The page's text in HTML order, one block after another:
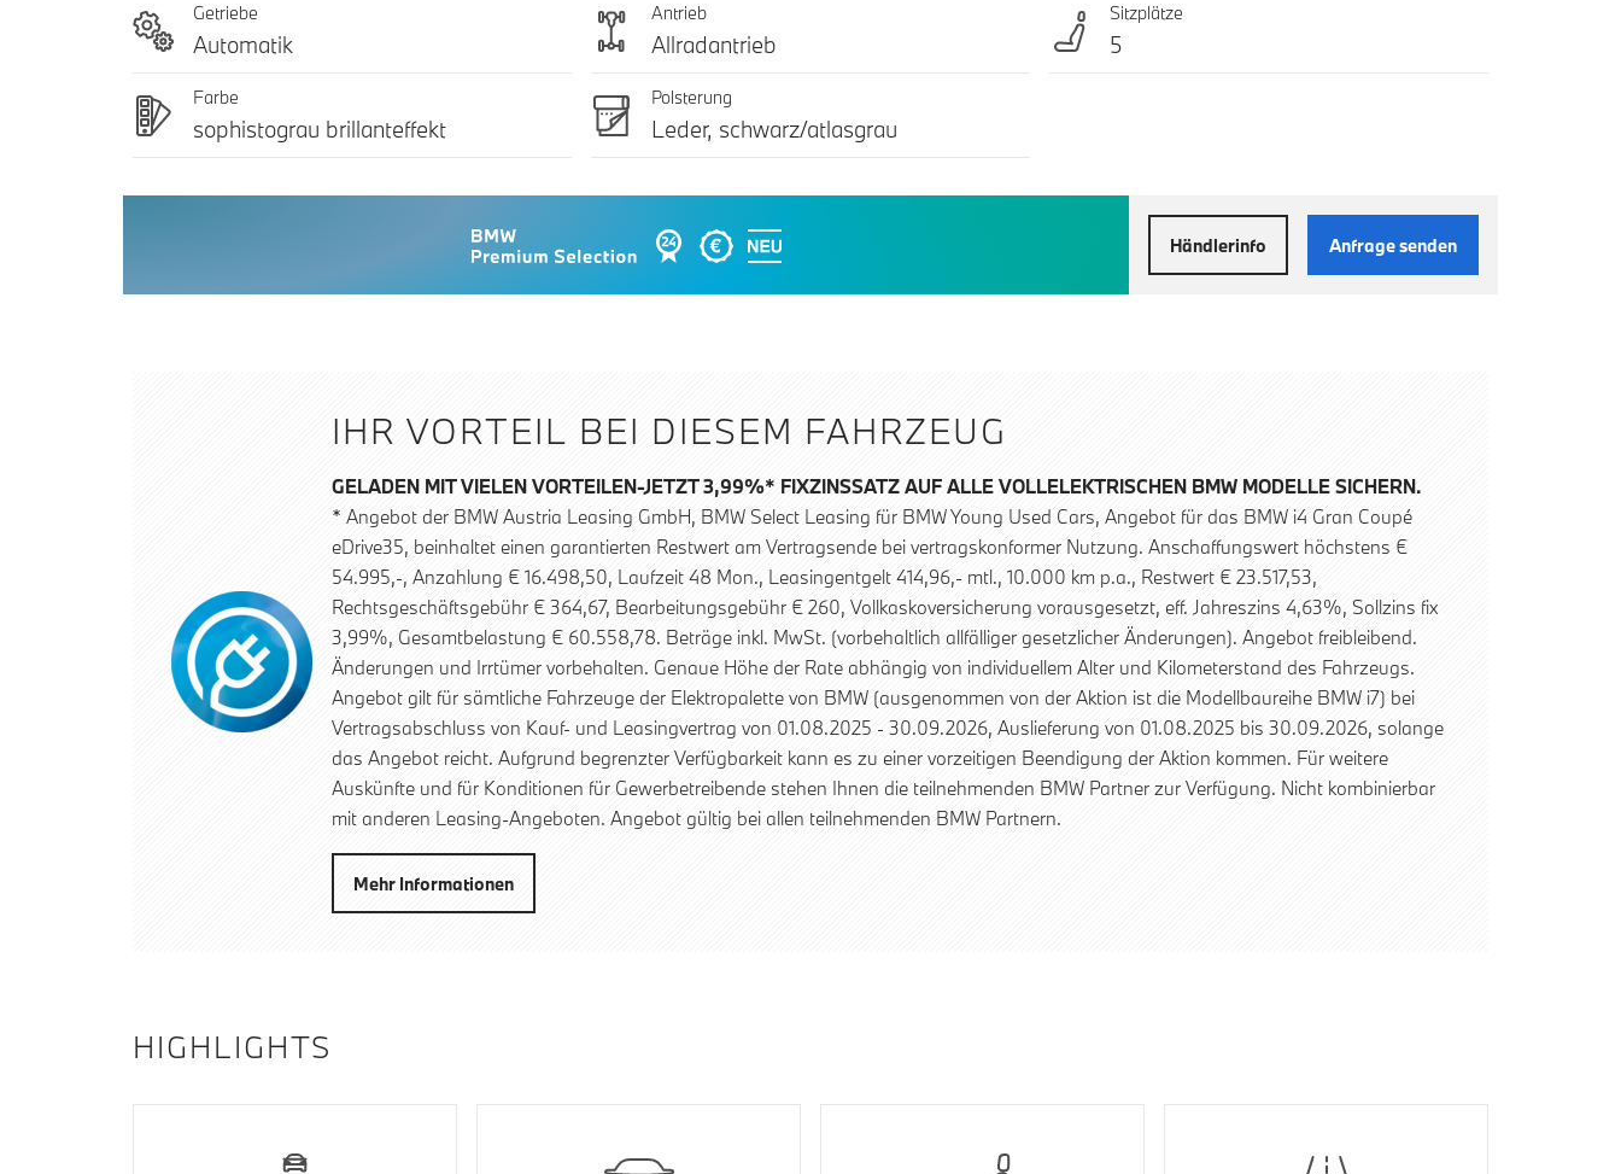
Getriebe
Automatik
Antrieb
Allradantrieb
Sitzplätze
5
Farbe
sophistograu brillanteffekt
Polsterung
Leder, schwarz/atlasgrau
Händlerinfo Anfrage senden
IHR VORTEIL BEI DIESEM FAHRZEUG
GELADEN MIT VIELEN VORTEILEN-JETZT 3,99%* FIXZINSSATZ AUF ALLE VOLLELEKTRISCHEN BMW MODELLE SICHERN.
* Angebot der BMW Austria Leasing GmbH, BMW Select Leasing für BMW Young Used Cars, Angebot für das BMW i4 Gran Coupé
eDrive35, beinhaltet einen garantierten Restwert am Vertragsende bei vertragskonformer Nutzung. Anschaffungswert höchstens €
54.995,-, Anzahlung € 16.498,50, Laufzeit 48 Mon., Leasingentgelt 414,96,- mtl., 10.000 km p.a., Restwert € 23.517,53,
Rechtsgeschäftsgebühr € 364,67, Bearbeitungsgebühr € 260, Vollkaskoversicherung vorausgesetzt, eff. Jahreszins 4,63%, Sollzins fix
3,99%, Gesamtbelastung € 60.558,78. Beträge inkl. MwSt. (vorbehaltlich allfälliger gesetzlicher Änderungen). Angebot freibleibend.
Änderungen und Irrtümer vorbehalten. Genaue Höhe der Rate abhängig von individuellem Alter und Kilometerstand des Fahrzeugs.
Angebot gilt für sämtliche Fahrzeuge der Elektropalette von BMW (ausgenommen von der Aktion ist die Modellbaureihe BMW i7) bei
Vertragsabschluss von Kauf- und Leasingvertrag von 01.08.2025 - 30.09.2026, Auslieferung von 01.08.2025 bis 30.09.2026, solange
das Angebot reicht. Aufgrund begrenzter Verfügbarkeit kann es zu einer vorzeitigen Beendigung der Aktion kommen. Für weitere
Auskünfte und für Konditionen für Gewerbetreibende stehen Ihnen die teilnehmenden BMW Partner zur Verfügung. Nicht kombinierbar
mit anderen Leasing-Angeboten. Angebot gültig bei allen teilnehmenden BMW Partnern.
Mehr Informationen
HIGHLIGHTS